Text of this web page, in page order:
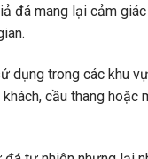
đá mang lại cảm
dụng trong các khu
cầu thang hoặc